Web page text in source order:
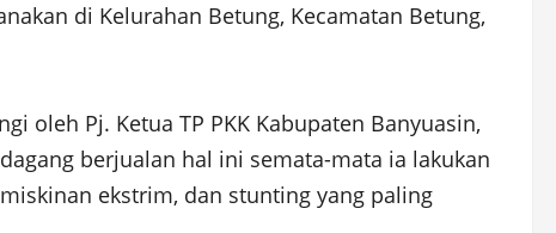
di Kelurahan Betung, Kecamatan Betung,
oleh Pj. Ketua TP PKK Kabupaten Banyuasin,
berjualan hal ini semata-mata ia lakukan
ekstrim, dan stunting yang paling